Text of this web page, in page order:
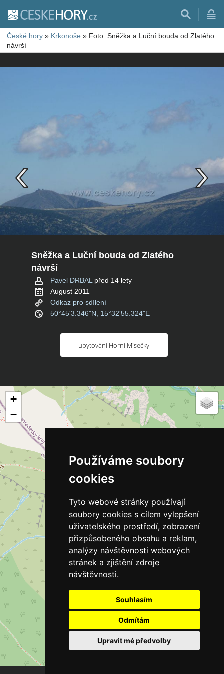
Používáme soubory
cookies
Tyto webové stránky používají
soubory cookies s cílem vylepšení
uživatelského prostředí, zobrazení
přizpůsobeného obsahu a reklam,
analýzy návštěvnosti webových
stránek a zjištění zdroje
návštěvnosti.
Souhlasím
Odmítám
Upravit mé předvolby
České hory » Krkonoše » Foto: Sněžka a Luční bouda od Zlatého
návrší
Sněžka a Luční bouda od Zlatého
návrší
Pavel DRBAL před 14 lety
August 2011
Odkaz pro sdílení
50°45'3.346"N, 15°32'55.324"E
ubytování Horní Mísečky
+
−